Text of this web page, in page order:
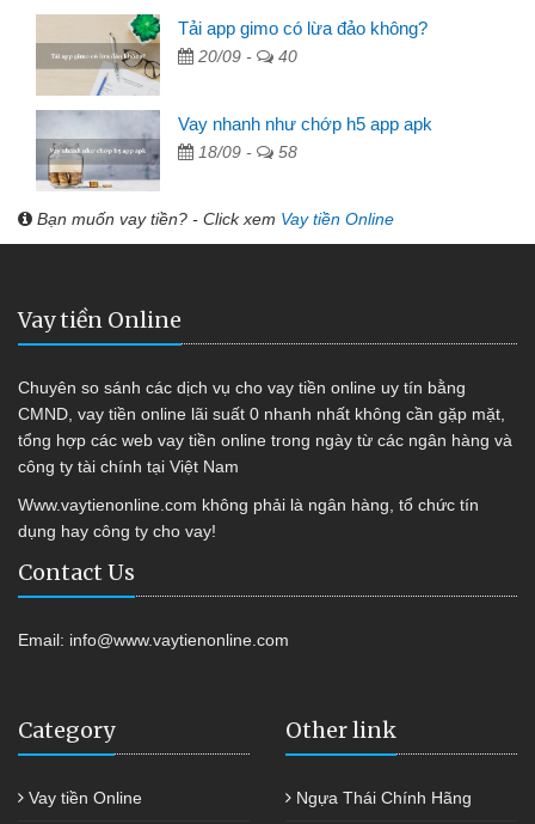
Tải app gimo có lừa đảo không?
20/09 - 40
Vay nhanh như chớp h5 app apk
18/09 - 58
Bạn muốn vay tiền? - Click xem Vay tiền Online
Vay tiền Online
Chuyên so sánh các dịch vụ cho vay tiền online uy tín bằng
CMND, vay tiền online lãi suất 0 nhanh nhất không cần gặp mặt,
tổng hợp các web vay tiền online trong ngày từ các ngân hàng và
công ty tài chính tại Việt Nam
Www.vaytienonline.com không phải là ngân hàng, tổ chức tín
dụng hay công ty cho vay!
Contact Us
Email: info@www.vaytienonline.com
Category
Vay tiền Online
Other link
Ngựa Thái Chính Hãng